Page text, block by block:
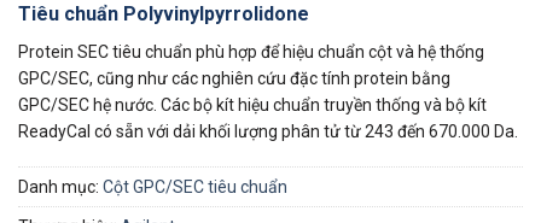
Tiêu chuẩn Polyvinylpyrrolidone
Protein SEC tiêu chuẩn phù hợp để hiệu chuẩn cột và hệ thống
GPC/SEC, cũng như các nghiên cứu đặc tính protein bằng
GPC/SEC hệ nước. Các bộ kít hiệu chuẩn truyền thống và bộ kít
ReadyCal có sẵn với dải khối lượng phân tử từ 243 đến 670.000 Da.
Danh mục: Cột GPC/SEC tiêu chuẩn